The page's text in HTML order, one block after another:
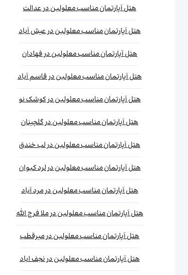
هتل آپارتمان مناسب معلولین در عدالت
هتل آپارتمان مناسب معلولین در عیش آباد
هتل آپارتمان مناسب معلولین در فهادان
هتل آپارتمان مناسب معلولین در قاسم آباد
هتل آپارتمان مناسب معلولین در کوشک نو
هتل آپارتمان مناسب معلولین در گلچینان
هتل آپارتمان مناسب معلولین در لب خندق
هتل آپارتمان مناسب معلولین در لرد کیوان
هتل آپارتمان مناسب معلولین در مرد آباد
هتل آپارتمان مناسب معلولین در ملا فرج الله
هتل آپارتمان مناسب معلولین در میرقطب
هتل آپارتمان مناسب معلولین در نجف اباد